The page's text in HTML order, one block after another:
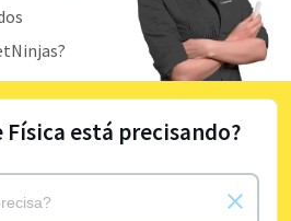
Física está precisando?